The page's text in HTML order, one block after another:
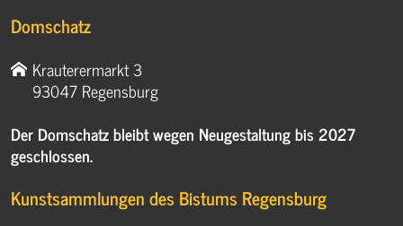
Domschatz
Krauterermarkt 3
93047 Regensburg
Der Domschatz bleibt wegen Neugestaltung bis 2027
geschlossen.
Kunstsammlungen des Bistums Regensburg